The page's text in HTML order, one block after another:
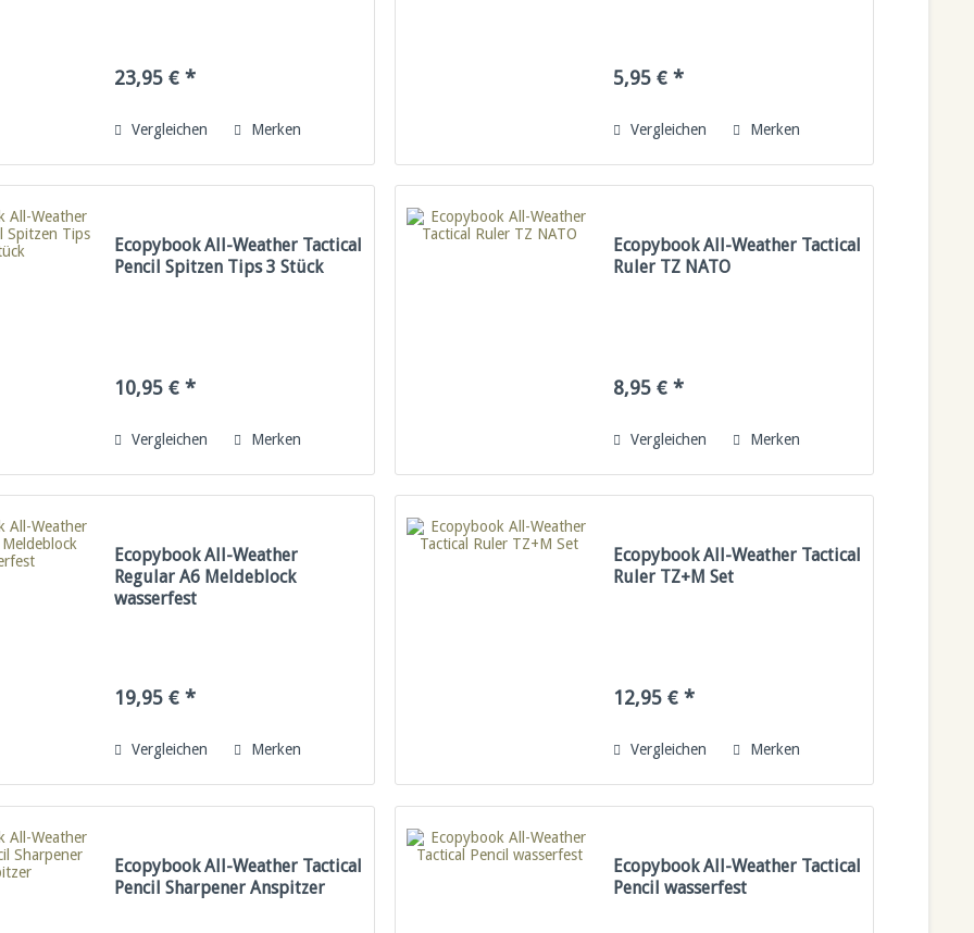
23,95 € *
Vergleichen Merken
5,95 € *
Vergleichen Merken
Ecopybook All-Weather Tactical
Pencil Spitzen Tips 3 Stück
10,95 € *
Vergleichen Merken
Ecopybook All-Weather Tactical
Ruler TZ NATO
8,95 € *
Vergleichen Merken
Ecopybook All-Weather
Regular A6 Meldeblock
wasserfest
19,95 € *
Vergleichen Merken
Ecopybook All-Weather Tactical
Ruler TZ+M Set
12,95 € *
Vergleichen Merken
Ecopybook All-Weather Tactical
Pencil Sharpener Anspitzer
Ecopybook All-Weather Tactical
Pencil wasserfest